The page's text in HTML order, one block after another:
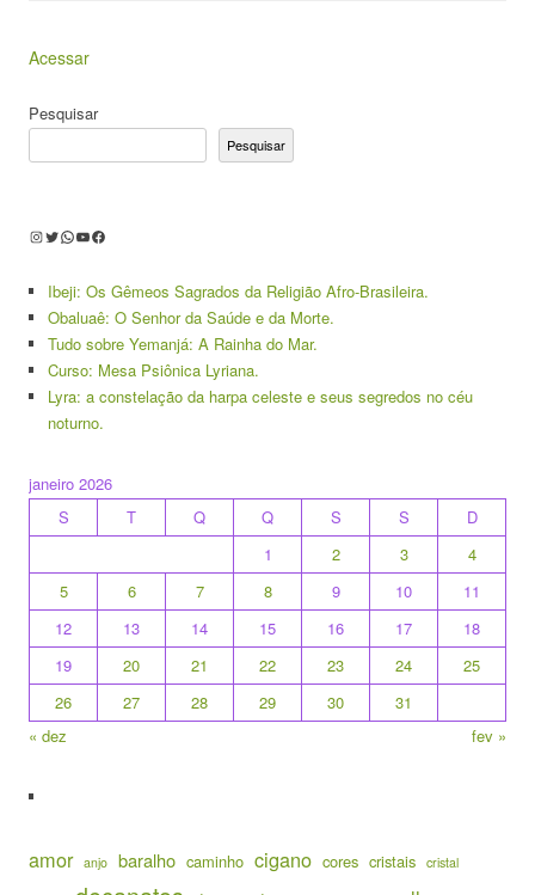
Acessar
Pesquisar
Pesquisar
Instagram
Twitter
WhatsApp
Youtube
Facebook
Ibeji: Os Gêmeos Sagrados da Religião Afro-Brasileira.
Obaluaê: O Senhor da Saúde e da Morte.
Tudo sobre Yemanjá: A Rainha do Mar.
Curso: Mesa Psiônica Lyriana.
Lyra: a constelação da harpa celeste e seus segredos no céu
noturno.
janeiro 2026
S
T Q Q S S
D
1
2 3
4
5
6 7 8 9 10
11
12
13 14 15 16 17
18
19
20 21 22 23 24
25
26
27 28 29 30
31
« dez
fev »
amor anjo baralho caminho cigano cores cristais cristal